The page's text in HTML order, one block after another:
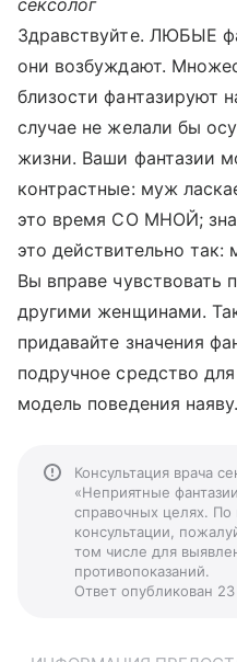
сексолог
Здравствуйте. ЛЮБЫЕ
они возбуждают.
близости фантазируют
случае не желали бы
жизни. Ваши фантазии
контрастные: муж
это время СО МНОЙ;
это действительно
Вы вправе чувствовать
другими женщинами.
придавайте значения
подручное средство
модель поведения
Консультация врача
«Неприятные
справочных целях. По
консультации,
том числе для
противопоказаний.
Ответ опубликован